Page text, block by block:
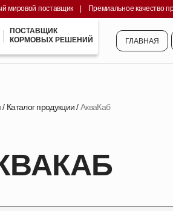
мировой поставщик
Премиальное качество
ПОСТАВЩИК
КОРМОВЫХ РЕШЕНИЙ
ГЛАВНАЯ
/ Каталог продукции/АкваКаб